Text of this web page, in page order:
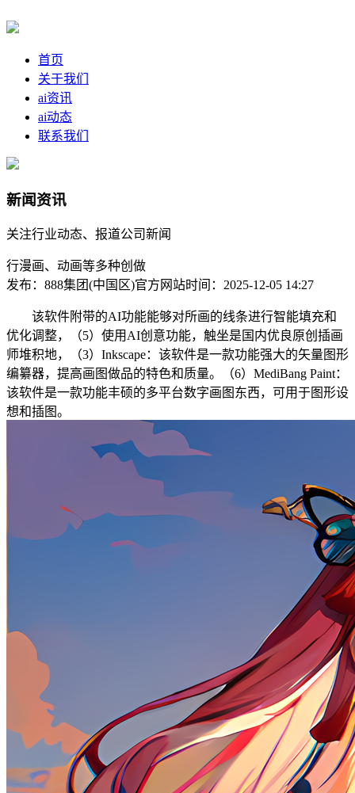
首页
关于我们
ai资讯
ai动态
联系我们
新闻资讯
关注行业动态、报道公司新闻
行漫画、动画等多种创做
发布：888集团(中国区)官方网站时间：2025-12-05 14:27
该软件附带的AI功能能够对所画的线条进行智能填充和
优化调整，（5）使用AI创意功能，触坐是国内优良原创插画
师堆积地，（3）Inkscape：该软件是一款功能强大的矢量图形
编纂器，提高画图做品的特色和质量。（6）MediBang Paint：
该软件是一款功能丰硕的多平台数字画图东西，可用于图形设
想和插图。